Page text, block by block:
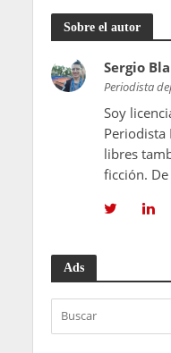
Sobre el autor
Sergio
Periodista
Soy
libres
ficción.
Ads